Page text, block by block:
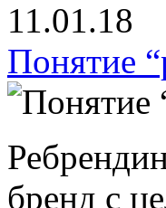
11.01.18
Понятие
бренд с